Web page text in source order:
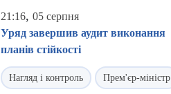
21:16, 05 серпня
Уряд завершив аудит виконання
планів стійкості
Нагляд і контроль Прем'єр-міністр